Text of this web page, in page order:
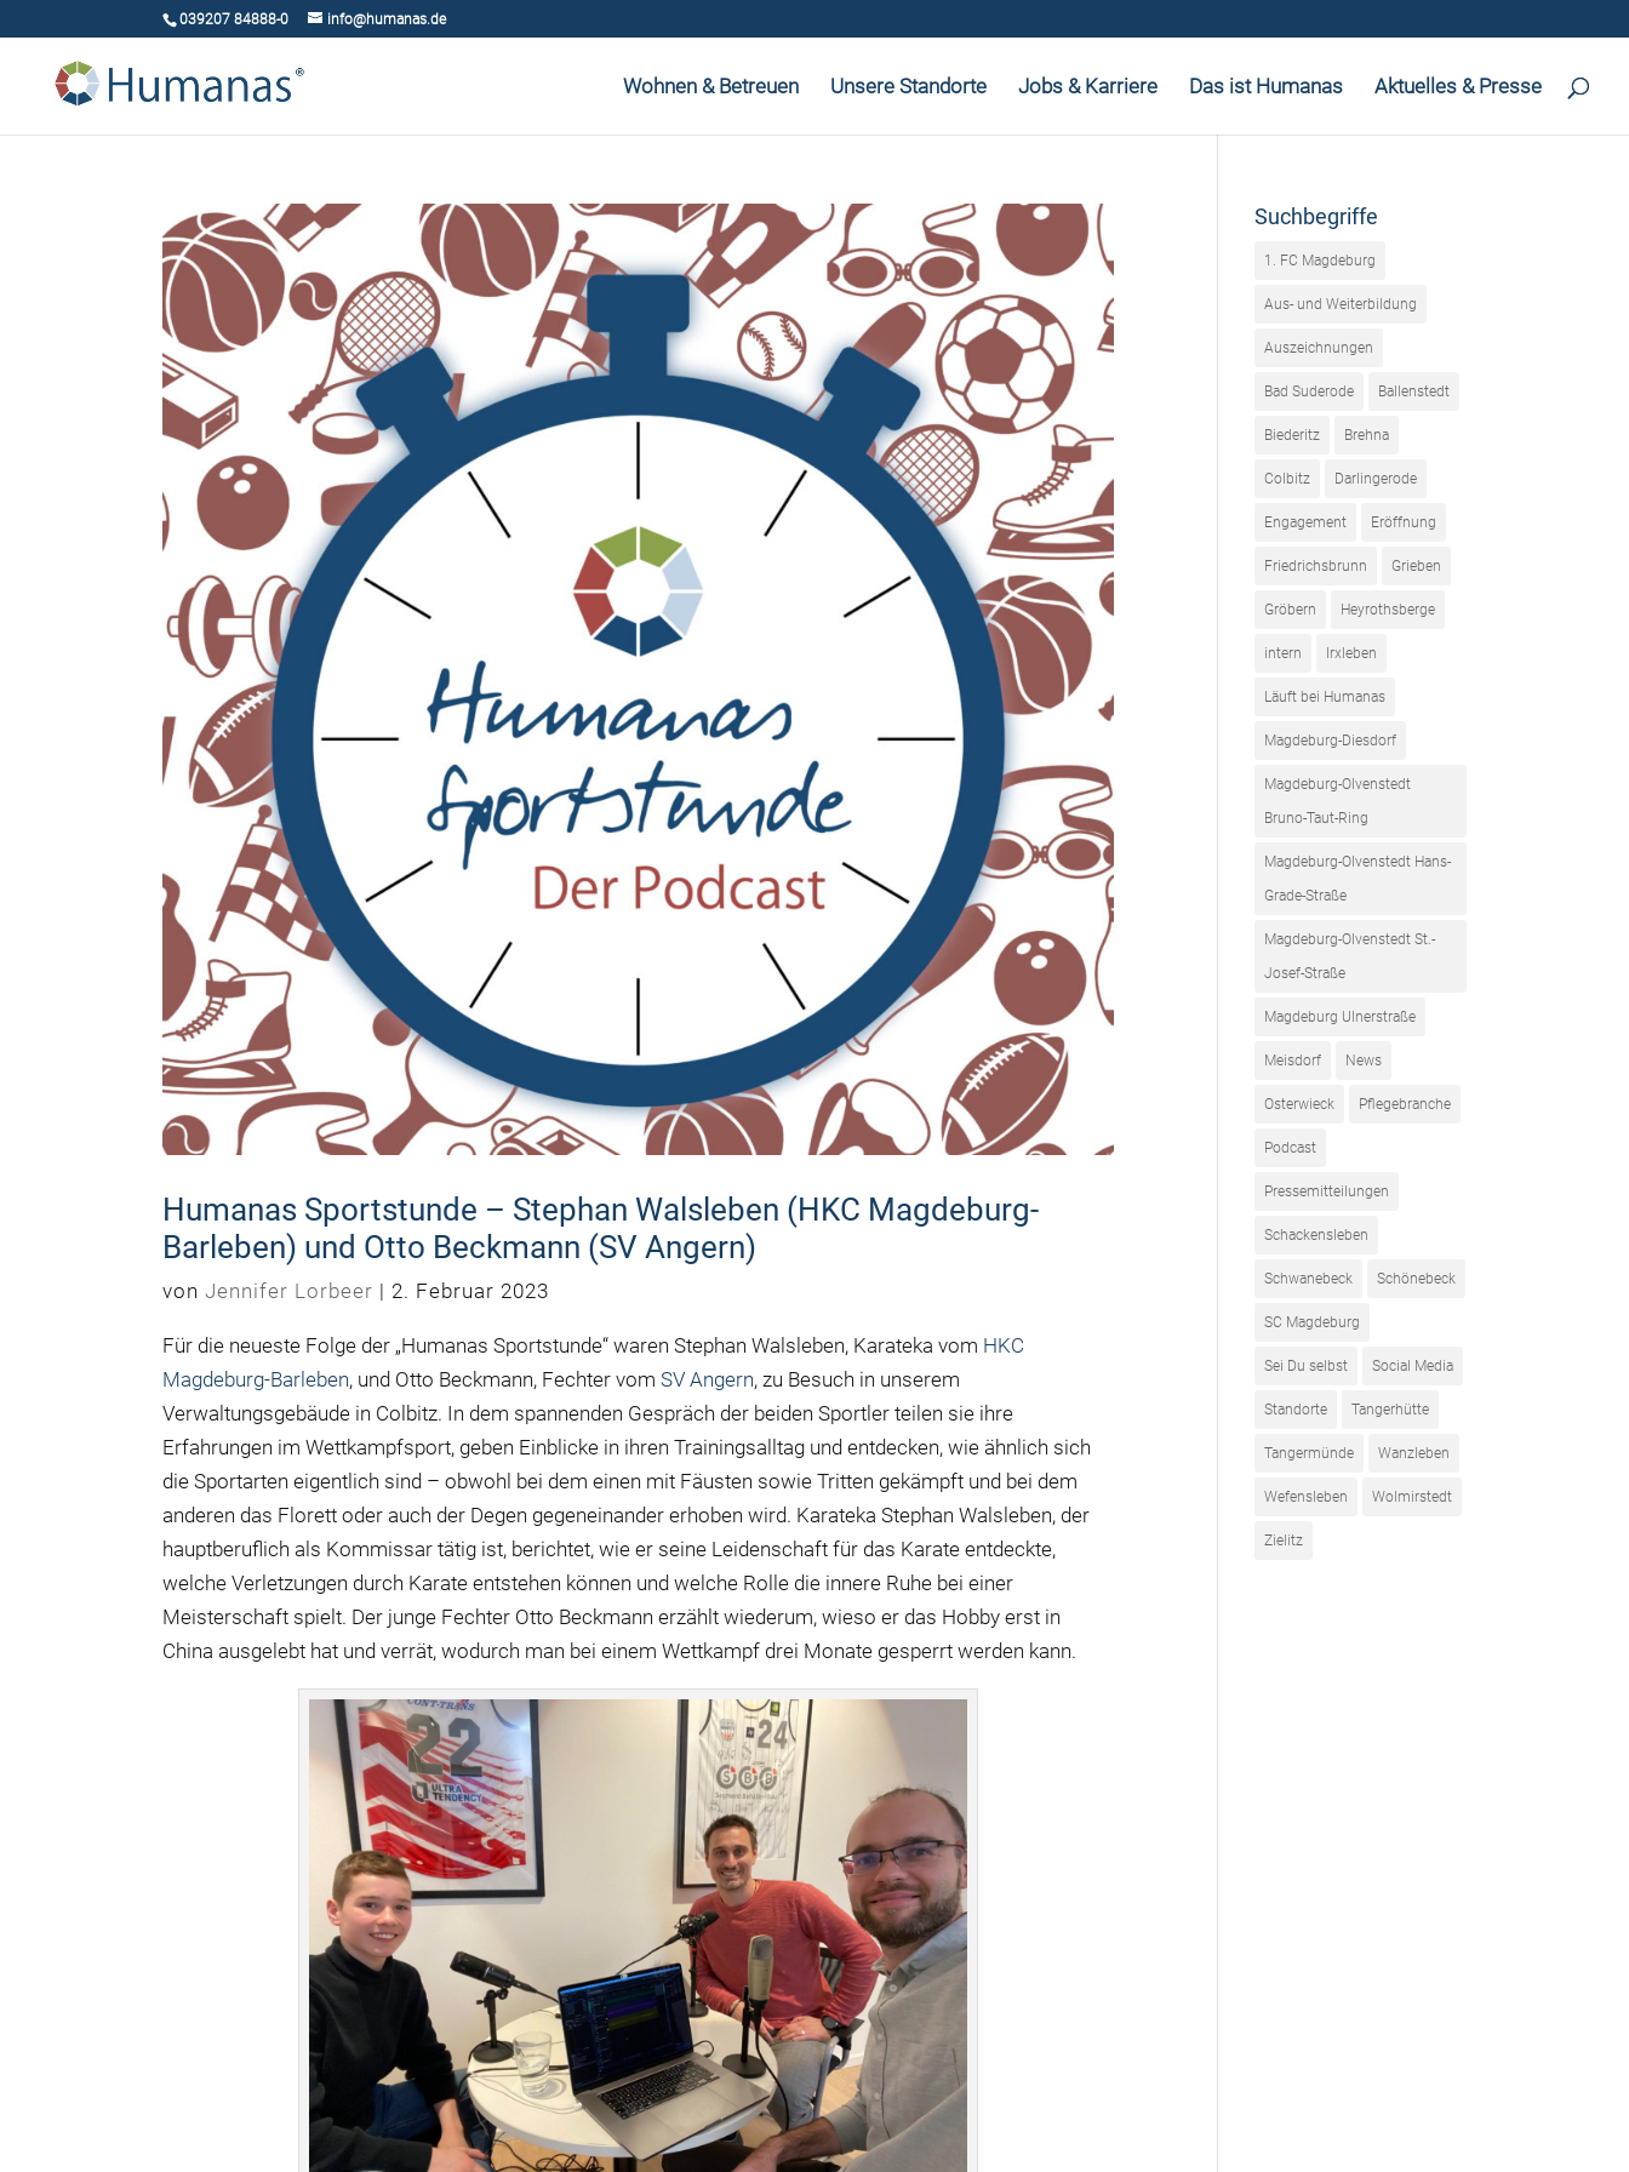
039207 84888-0 info@humanas.de
Wohnen & Betreuen Unsere Standorte Jobs & Karriere Das ist Humanas Aktuelles & Presse
Humanas Sportstunde – Stephan Walsleben (HKC Magdeburg-
Barleben) und Otto Beckmann (SV Angern)
vonJennifer Lorbeer | 2. Februar 2023
Für die neueste Folge der „Humanas Sportstunde“ waren Stephan Walsleben, Karateka vom HKC
Magdeburg-Barleben, und Otto Beckmann, Fechter vomSV Angern, zu Besuch in unserem
Verwaltungsgebäude in Colbitz. In dem spannenden Gespräch der beiden Sportler teilen sie ihre
Erfahrungen im Wettkampfsport, geben Einblicke in ihren Trainingsalltag und entdecken, wie ähnlich sich
die Sportarten eigentlich sind – obwohl bei dem einen mit Fäusten sowie Tritten gekämpft und bei dem
anderen das Florett oder auch der Degen gegeneinander erhoben wird. Karateka Stephan Walsleben, der
hauptberuflich als Kommissar tätig ist, berichtet, wie er seine Leidenschaft für das Karate entdeckte,
welche Verletzungen durch Karate entstehen können und welche Rolle die innere Ruhe bei einer
Meisterschaft spielt. Der junge Fechter Otto Beckmann erzählt wiederum, wieso er das Hobby erst in
China ausgelebt hat und verrät, wodurch man bei einem Wettkampf drei Monate gesperrt werden kann.
Suchbegriffe
1. FC Magdeburg
Aus- und Weiterbildung
Auszeichnungen
Bad Suderode Ballenstedt
Biederitz Brehna
Colbitz Darlingerode
Engagement Eröffnung
Friedrichsbrunn Grieben
Gröbern Heyrothsberge
intern Irxleben
Läuft bei Humanas
Magdeburg-Diesdorf
Magdeburg-Olvenstedt
Bruno-Taut-Ring
Magdeburg-Olvenstedt Hans-
Grade-Straße
Magdeburg-Olvenstedt St.-
Josef-Straße
Magdeburg Ulnerstraße
Meisdorf News
Osterwieck Pflegebranche
Podcast
Pressemitteilungen
Schackensleben
Schwanebeck Schönebeck
SC Magdeburg
Sei Du selbst Social Media
Standorte Tangerhütte
Tangermünde Wanzleben
Wefensleben Wolmirstedt
Zielitz